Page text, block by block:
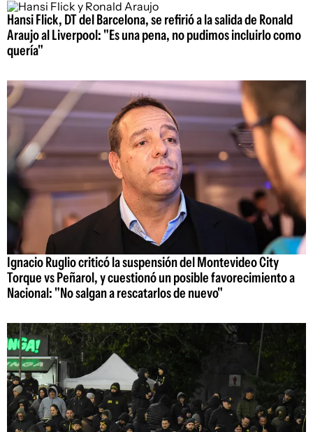
Hansi Flick, DT del Barcelona, se refirió a la salida de Ronald
Araujo al Liverpool: "Es una pena, no pudimos incluirlo como
quería"
Ignacio Ruglio criticó la suspensión del Montevideo City
Torque vs Peñarol, y cuestionó un posible favorecimiento a
Nacional: "No salgan a rescatarlos de nuevo"